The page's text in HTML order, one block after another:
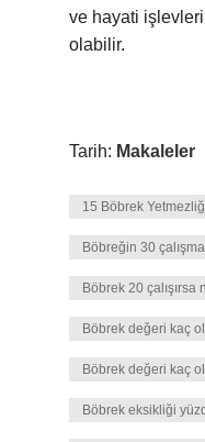
ve hayati
olabilir.
Tarih: Makaleler
15 Böbrek
Böbreğin 30
Böbrek 20 çalışırsa
Böbrek değeri kaç
Böbrek değeri kaç
Böbrek eksikliği